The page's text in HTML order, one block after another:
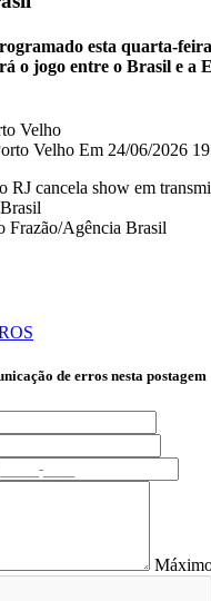
esta quarta-
o jogo entre o Brasil e a
Velho Em 24/06/2026
Frazão/Agência Brasil
de erros nesta postagem